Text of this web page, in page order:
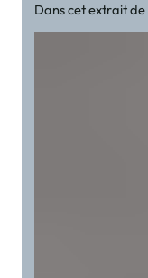
Dans cet extrait de